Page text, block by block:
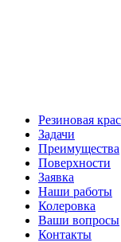
Резиновая
Задачи
Преимущества
Поверхности
Заявка
Наши работы
Колеровка
Ваши вопросы
Контакты